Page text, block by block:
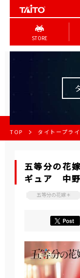
STORE
TOP タイトープラ
五等分の
ギュア 中
五等分の花嫁＊